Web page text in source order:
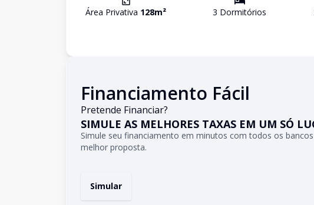
Área Privativa 128m² 3 Dormitórios
Financiamento Fácil
Pretende Financiar?
SIMULE AS MELHORES TAXAS EM UM SÓ
Simule seu financiamento em minutos com todos os
melhor proposta.
Simular